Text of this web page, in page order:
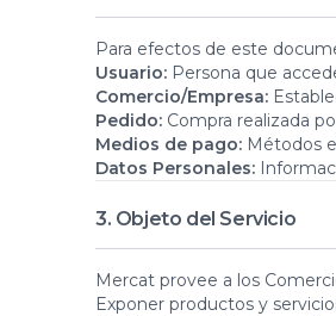
Para efectos de este
Usuario: Persona que
Comercio/Empresa:
Pedido: Compra realizada
Medios de pago: Métodos
Datos Personales:
3. Objeto del Servicio
Mercat provee a los
Exponer productos y